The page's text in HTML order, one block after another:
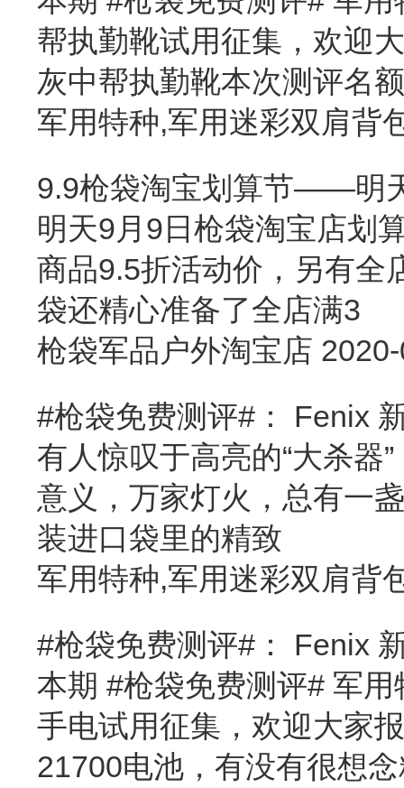
帮执勤靴试用征集，欢迎
灰中帮执勤靴本次测评名
军用特种,军用迷彩双肩背
9.9枪袋淘宝划算节——明
明天9月9日枪袋淘宝店划
商品9.5折活动价，另有全
袋还精心准备了全店满3
枪袋军品户外淘宝店
#枪袋免费测评#： Fenix
有人惊叹于高亮的“大杀器
意义，万家灯火，总有一
装进口袋里的精致
军用特种,军用迷彩双肩背
#枪袋免费测评#： Fenix
本期 #枪袋免费测评# 军
手电试用征集，欢迎大家
21700电池，有没有很想